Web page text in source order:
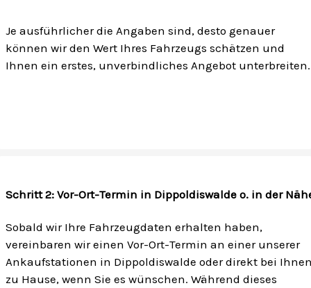
Je ausführlicher die Angaben sind, desto genauer
können wir den Wert Ihres Fahrzeugs schätzen und
Ihnen ein erstes, unverbindliches Angebot unterbreiten.
Schritt 2: Vor-Ort-Termin in Dippoldiswalde o. in der
Sobald wir Ihre Fahrzeugdaten erhalten haben,
vereinbaren wir einen Vor-Ort-Termin an einer unserer
Ankaufstationen in Dippoldiswalde oder direkt bei
zu Hause, wenn Sie es wünschen. Während dieses